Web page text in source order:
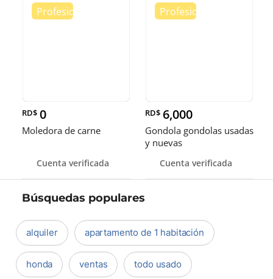
RD$ 0
Moledora de carne
Cuenta verificada
RD$ 6,000
Gondola gondolas usadas
y nuevas
Cuenta verificada
Búsquedas populares
alquiler apartamento de 1 habitación
honda ventas todo usado